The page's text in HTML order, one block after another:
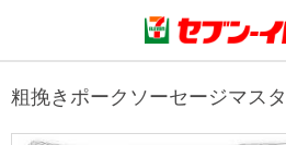
商品のご案内
粗挽きポークソーセージマス